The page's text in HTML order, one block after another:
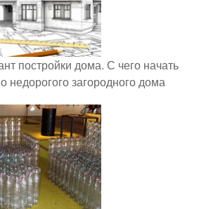
постройки дома. С чего начать
недорогого загородного дома